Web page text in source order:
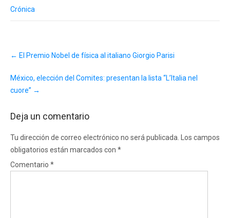
Crónica
navigation
← El Premio Nobel de física al italiano Giorgio Parisi
México, elección del Comites: presentan la lista “L’Italia nel
cuore” →
Deja un comentario
Tu dirección de correo electrónico no será publicada.
Los campos
obligatorios están marcados con *
Comentario *